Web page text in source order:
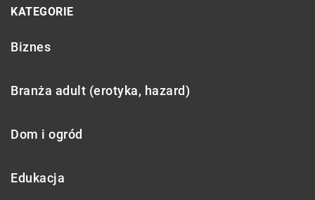
KATEGORIE
Biznes
Branża adult (erotyka, hazard)
Dom i ogród
Edukacja